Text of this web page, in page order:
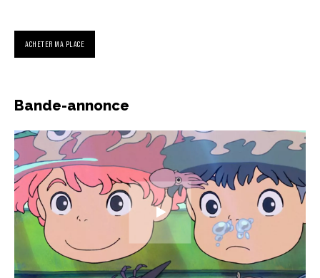
ACHETER MA PLACE
Bande-annonce